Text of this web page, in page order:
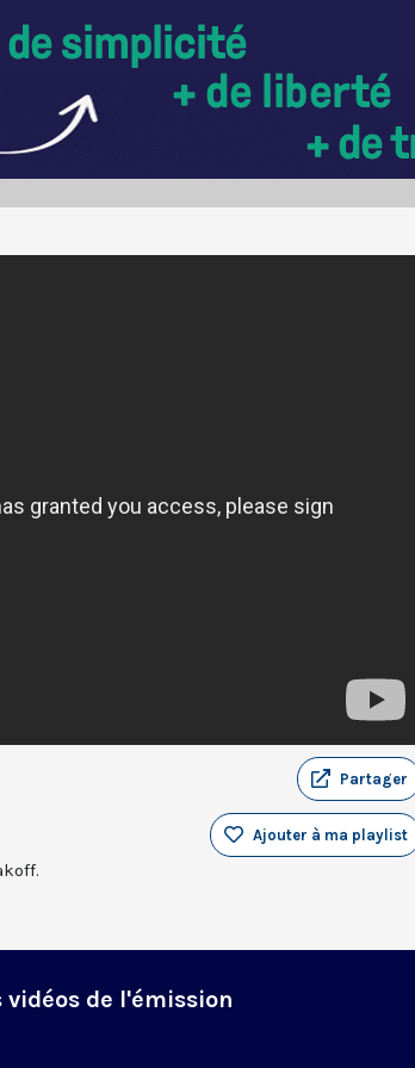
Partager
Ajouter à ma playlist
vidéos de l'émission